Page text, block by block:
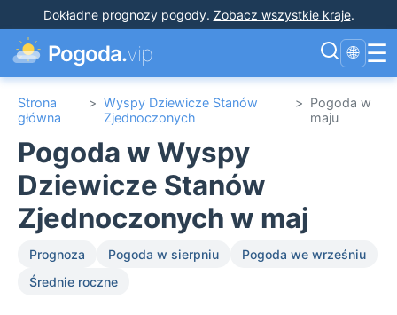
Dokładne prognozy pogody. Zobacz wszystkie kraje.
Pogoda.vip 🌐 ☰
Strona
główna
> Wyspy Dziewicze Stanów
Zjednoczonych
> Pogoda w
maju
Pogoda w Wyspy
Dziewicze Stanów
Zjednoczonych w maj
Prognoza Pogoda w sierpniu
Pogoda we wrześniu
Średnie roczne